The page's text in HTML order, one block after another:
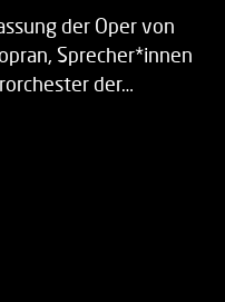
der Oper von
Sprecher*innen
der…